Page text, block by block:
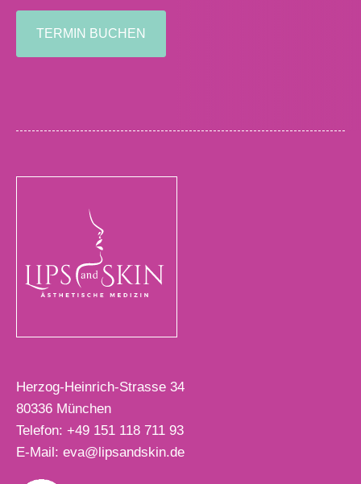
TERMIN BUCHEN
Herzog-Heinrich-Strasse 34
80336 München
Telefon: +49 151 118 711 93
E-Mail: eva@lipsandskin.de